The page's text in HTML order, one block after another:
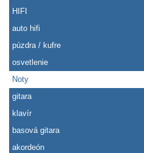
HIFI
auto hifi
púzdra / kufre
osvetlenie
Noty
gitara
klavír
basová gitara
akordeón